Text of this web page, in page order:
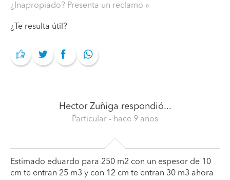
¿Inapropiado? Presenta un reclamo
¿Te resulta útil?
Hector Zuñiga respondió...
Particular - hace 9 años
Estimado eduardo para 250 m2 con un espesor de 10
cm te entran 25 m3 y con 12 cm te entran 30 m3 ahora